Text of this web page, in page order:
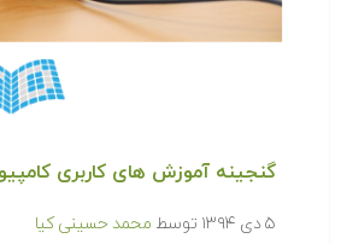
گنجینه آموزش های کاربری
۵ دی ۱۳۹۴ توسط محمد حسینی کیا